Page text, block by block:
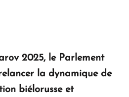
2025, le Parlement
la dynamique de
biélorusse et